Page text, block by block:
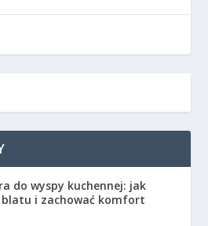
do wyspy kuchennej: jak
blatu i zachować komfort